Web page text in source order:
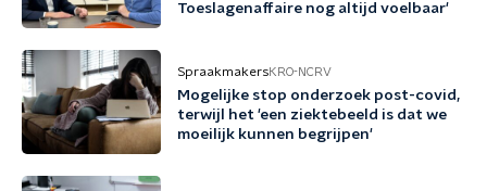
Toeslagenaffaire nog altijd voelbaar'
SpraakmakersKRO-NCRV
Mogelijke stop onderzoek post-covid,
terwijl het 'een ziektebeeld is dat we
moeilijk kunnen begrijpen'